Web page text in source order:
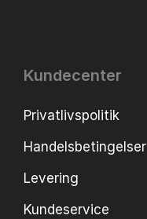
Kundecenter
Privatlivspolitik
Handelsbetingelser
Levering
Kundeservice